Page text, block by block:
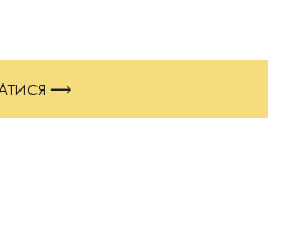
записів.
ПК
Завдяки потужному